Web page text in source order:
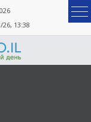
13:38